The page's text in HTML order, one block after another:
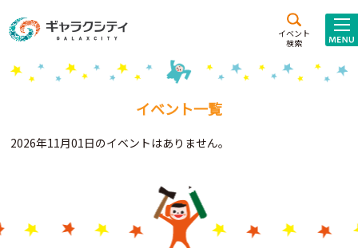
イベント
検索
施設案内
こども
西新井
施設･
Gがくえん
イベント一覧
2026年11月01日のイベントはありません。